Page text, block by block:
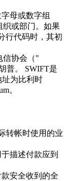
母或数字组
织或部门。如果
行代码时，其初
信协会（"
普。 SWIFT是
址为比利时
。
转帐时使用的业
描述付款应到
款安全收到的全